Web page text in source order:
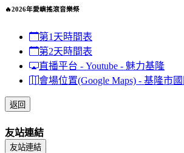
🔥2026年愛嶼搖滾音樂祭
第1天時間表
第2天時間表
直播平台 - Youtube - 魅力基隆
會場位置(Google Maps) - 基隆市
返回
友站連結
友站連結